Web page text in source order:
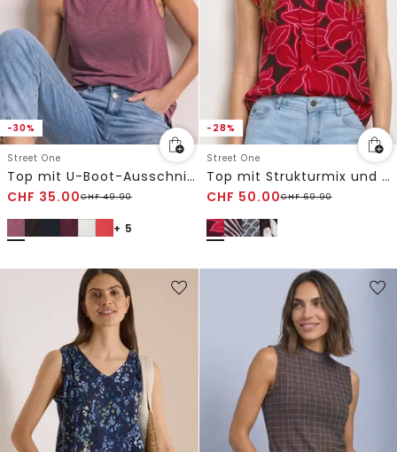
-30%
Street One
Top mit U-Boot-Ausschnitt und Schulterdetail
CHF 35.00CHF49.90
+ 5
-28%
Street One
Top mit Strukturmix und Crochet-Details
CHF 50.00CHF69.90